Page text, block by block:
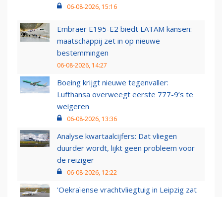
06-08-2026, 15:16
Embraer E195-E2 biedt LATAM kansen:
maatschappij zet in op nieuwe
bestemmingen
06-08-2026, 14:27
Boeing krijgt nieuwe tegenvaller:
Lufthansa overweegt eerste 777-9’s te
weigeren
06-08-2026, 13:36
Analyse kwartaalcijfers: Dat vliegen
duurder wordt, lijkt geen probleem voor
de reiziger
06-08-2026, 12:22
'Oekraïense vrachtvliegtuig in Leipzig zat